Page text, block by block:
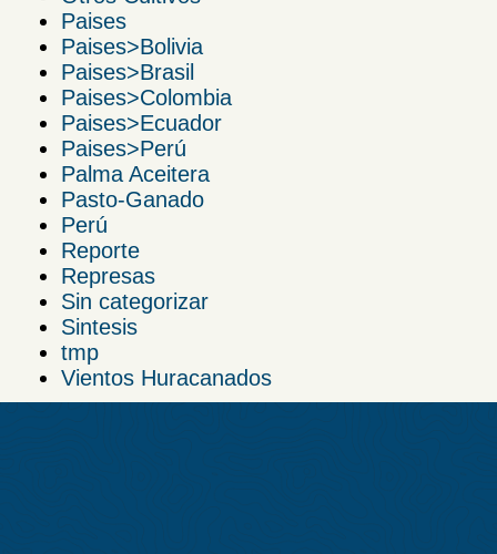
Paises
Paises>Bolivia
Paises>Brasil
Paises>Colombia
Paises>Ecuador
Paises>Perú
Palma Aceitera
Pasto-Ganado
Perú
Reporte
Represas
Sin categorizar
Sintesis
tmp
Vientos Huracanados